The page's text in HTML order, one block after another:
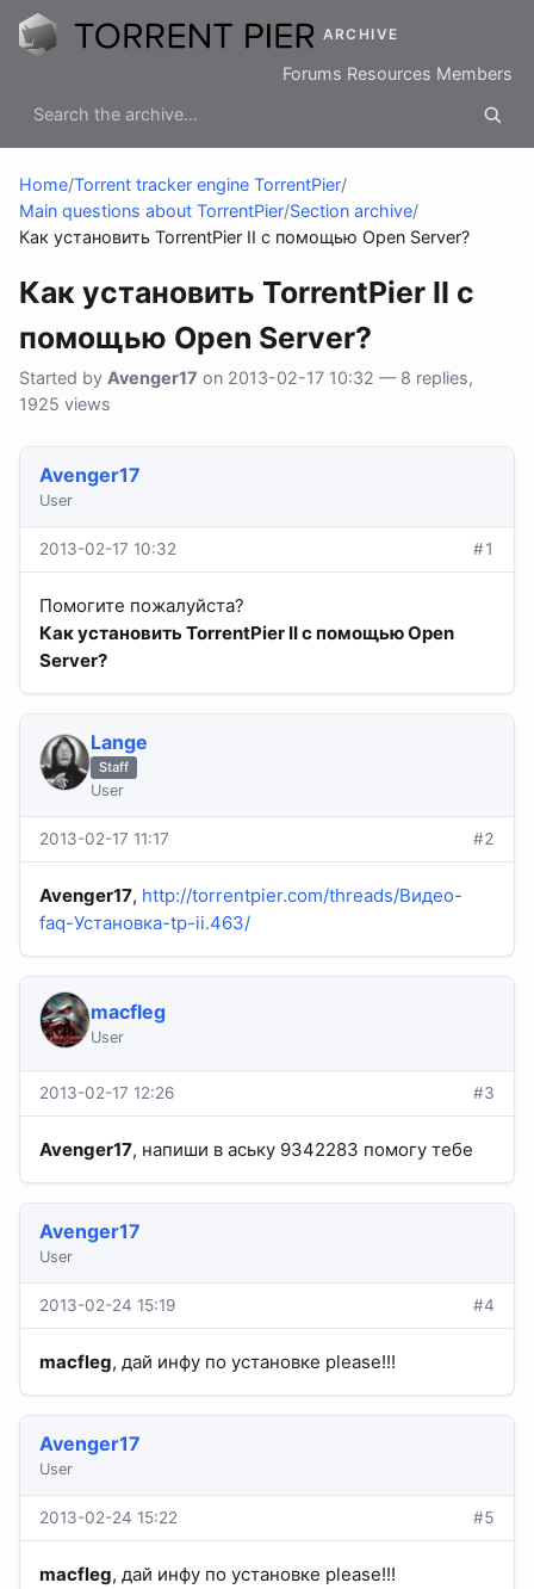
ARCHIVE
Forums Resources Members
Home/Torrent tracker engine TorrentPier/
Main questions about TorrentPier/Section archive/
Как установить TorrentPier II с помощью Open Server?
Как установить TorrentPier II с
помощью Open Server?
Started by Avenger17 on 2013-02-17 10:32 — 8 replies,
1925 views
Avenger17
User
2013-02-17 10:32 #1
Помогите пожалуйста?
Как установить TorrentPier II с помощью Open
Server?
Lange
Staff
User
2013-02-17 11:17 #2
Avenger17, http://torrentpier.com/threads/Видео-
faq-Установка-tp-ii.463/
macfleg
User
2013-02-17 12:26 #3
Avenger17, напиши в аську 9342283 помогу тебе
Avenger17
User
2013-02-24 15:19 #4
macfleg, дай инфу по установке please!!!
Avenger17
User
2013-02-24 15:22 #5
macfleg, дай инфу по установке please!!!